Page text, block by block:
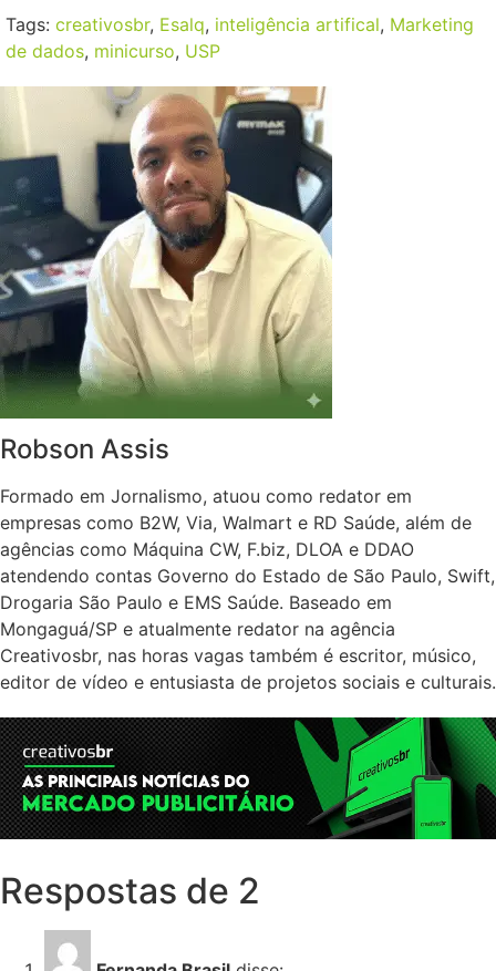
Tags: creativosbr, Esalq, inteligência artifical, Marketing
de dados, minicurso, USP
Robson Assis
Formado em Jornalismo, atuou como redator em
empresas como B2W, Via, Walmart e RD Saúde, além de
agências como Máquina CW, F.biz, DLOA e DDAO
atendendo contas Governo do Estado de São Paulo, Swift,
Drogaria São Paulo e EMS Saúde. Baseado em
Mongaguá/SP e atualmente redator na agência
Creativosbr, nas horas vagas também é escritor, músico,
editor de vídeo e entusiasta de projetos sociais e culturais.
Respostas de 2